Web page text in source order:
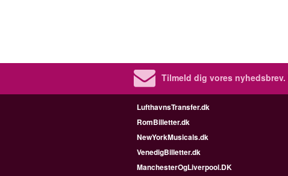
Tilmeld dig vores nyhedsbrev.
LufthavnsTransfer.dk
RomBilletter.dk
NewYorkMusicals.dk
VenedigBilletter.dk
ManchesterOgLiverpool.DK